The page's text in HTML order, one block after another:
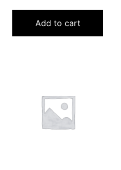
Add to cart